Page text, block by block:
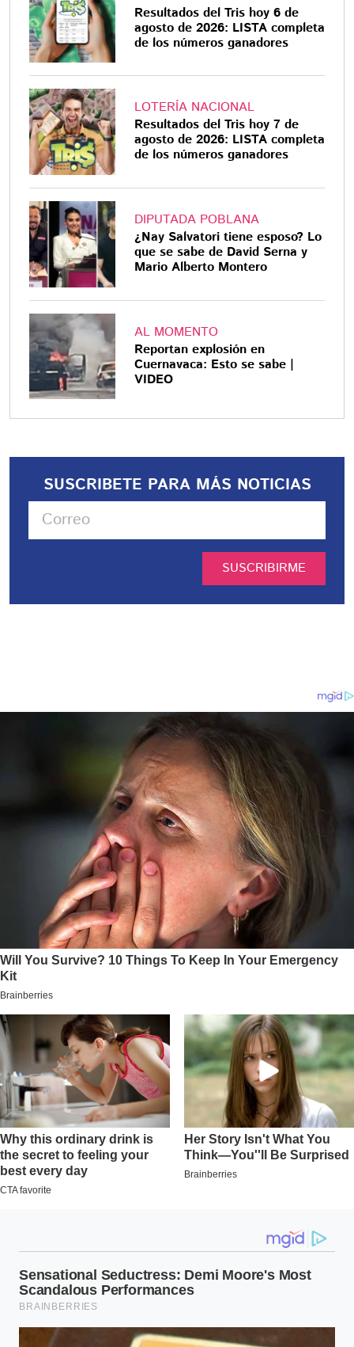
Resultados del Tris hoy 6 de
agosto de 2026: LISTA completa
de los números ganadores
LOTERÍA NACIONAL
Resultados del Tris hoy 7 de
agosto de 2026: LISTA completa
de los números ganadores
DIPUTADA POBLANA
¿Nay Salvatori tiene esposo? Lo
que se sabe de David Serna y
Mario Alberto Montero
AL MOMENTO
Reportan explosión en
Cuernavaca: Esto se sabe |
VIDEO
SUSCRIBETE PARA MÁS NOTICIAS
SUSCRIBIRME